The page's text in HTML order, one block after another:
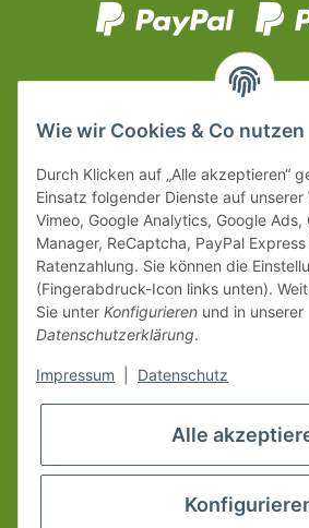
Wie wir Cookies & Co nutzen
Durch Klicken auf „Alle akzeptieren“
Einsatz folgender Dienste auf unserer
Vimeo, Google Analytics, Google Ads,
Manager, ReCaptcha, PayPal
Ratenzahlung. Sie können die
(Fingerabdruck-Icon links unten).
Sie unter Konfigurieren und in unserer
Datenschutzerklärung.
Impressum Datenschutz
Alle